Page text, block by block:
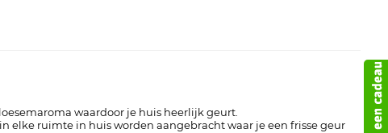
waardoor je huis heerlijk geurt.
elke ruimte in huis worden aangebracht waar je een frisse geur